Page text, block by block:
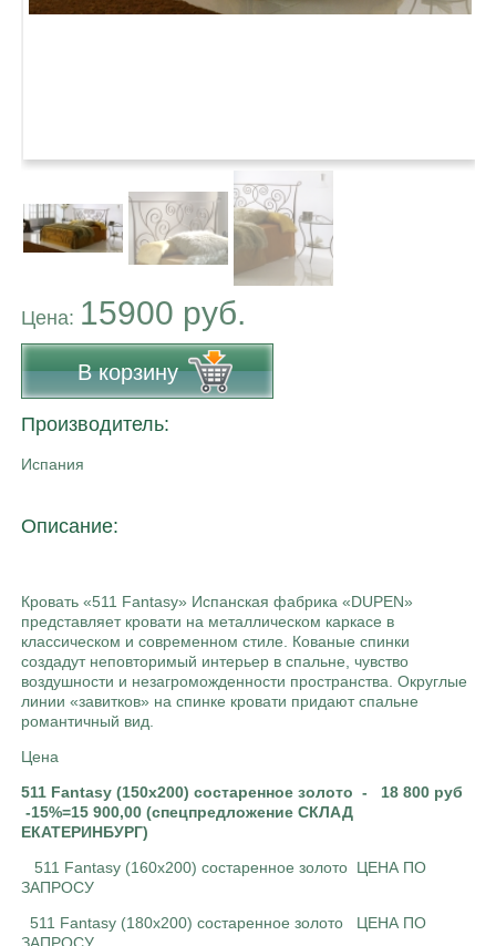
Цена: 15900 руб.
В корзину
Производитель:
Испания
Описание:
Кровать «511 Fantasy» Испанская фабрика «DUPEN»
представляет кровати на металлическом каркасе в
классическом и современном стиле. Кованые спинки
создадут неповторимый интерьер в спальне, чувство
воздушности и незагроможденности пространства. Округлые
линии «завитков» на спинке кровати придают спальне
романтичный вид.
Цена
511 Fantasy (150х200) состаренное золото - 18 800 руб
-15%=15 900,00 (спецпредложение СКЛАД
ЕКАТЕРИНБУРГ)
511 Fantasy (160х200) состаренное золото ЦЕНА ПО
ЗАПРОСУ
511 Fantasy (180х200) состаренное золото ЦЕНА ПО
ЗАПРОСУ